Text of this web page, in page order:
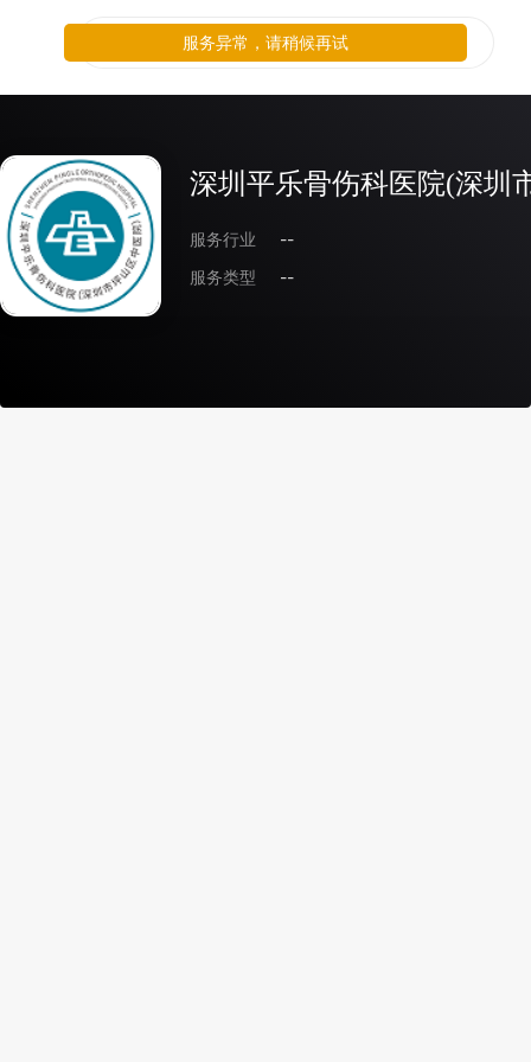
深圳平乐骨伤科医院(深圳
服务行业
--
服务类型
--
服务异常，请稍候再试